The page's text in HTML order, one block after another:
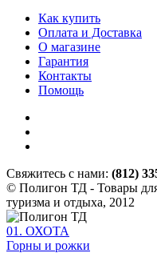
Как купить
Оплата и Доставка
О магазине
Гарантия
Контакты
Помощь
Свяжитесь с нами: (812)
© Полигон ТД - Товары
туризма и отдыха, 2012
01. ОХОТА
Горны и рожки